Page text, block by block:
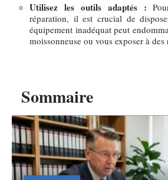
Sommaire
Utilisez les outils adaptés :
réparation, il est crucial de
équipement inadéquat peut
moissonneuse ou vous exposer à des